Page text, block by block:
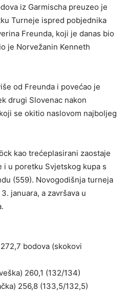
iz Garmischa preuzeo je
Turneje ispred pobjednika
Freunda, koji je danas bio
je Norvežanin Kenneth
od Freunda i povećao je
drugi Slovenac nakon
se okitio naslovom najboljeg
kao trećeplasirani zaostaje
i u poretku Svjetskog kupa s
(559). Novogodišnja turneja
januara, a završava u
bodova (skokovi
260,1 (132/134)
256,8 (133,5/132,5)